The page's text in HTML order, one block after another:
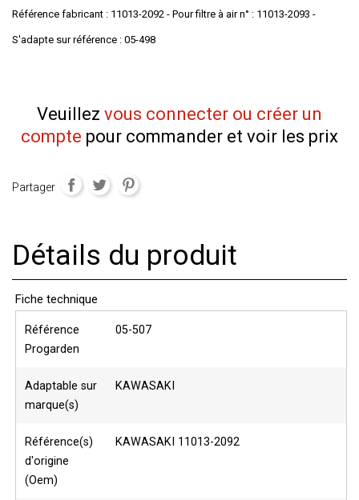
Référence fabricant : 11013-2092 - Pour filtre à air n° : 11013-2093 -
S'adapte sur référence : 05-498
Veuillez vous connecter ou créer un
compte pour commander et voir les prix
Partager
Détails du produit
Fiche technique
Référence
Progarden
05-507
Adaptable sur
marque(s)
KAWASAKI
Référence(s)
d'origine
(Oem)
KAWASAKI 11013-2092